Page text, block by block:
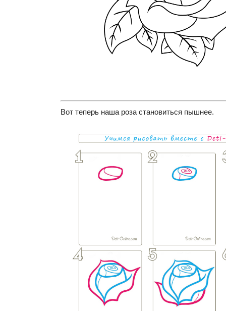
Вот теперь наша роза становиться пышнее.